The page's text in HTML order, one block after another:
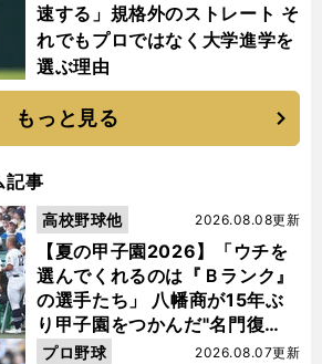
速する」規格外のストレート そ
れでもプロではなく大学進学を
選ぶ理由
もっと見る
記事
【夏の甲子園2026】「ウチを
選んでくれるのは『Ｂランク』
の選手たち」 八幡商が15年ぶ
り甲子園をつかんだ"名門復
活"の舞台裏
2026.08.08更新
高校野球他
2026.08.07更新
プロ野球